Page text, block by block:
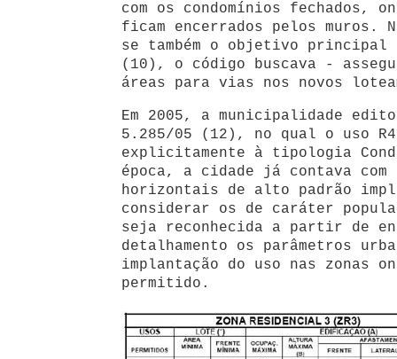
com os condomínios fechados,
ficam encerrados pelos muros.
se também o objetivo principal
(10), o código buscava -
áreas para vias nos novos
Em 2005, a municipalidade
5.285/05 (12), no qual o uso R4
explicitamente à tipologia
época, a cidade já contava com
horizontais de alto padrão
considerar os de caráter
seja reconhecida a partir de
detalhamento os parâmetros
implantação do uso nas zonas
permitido.